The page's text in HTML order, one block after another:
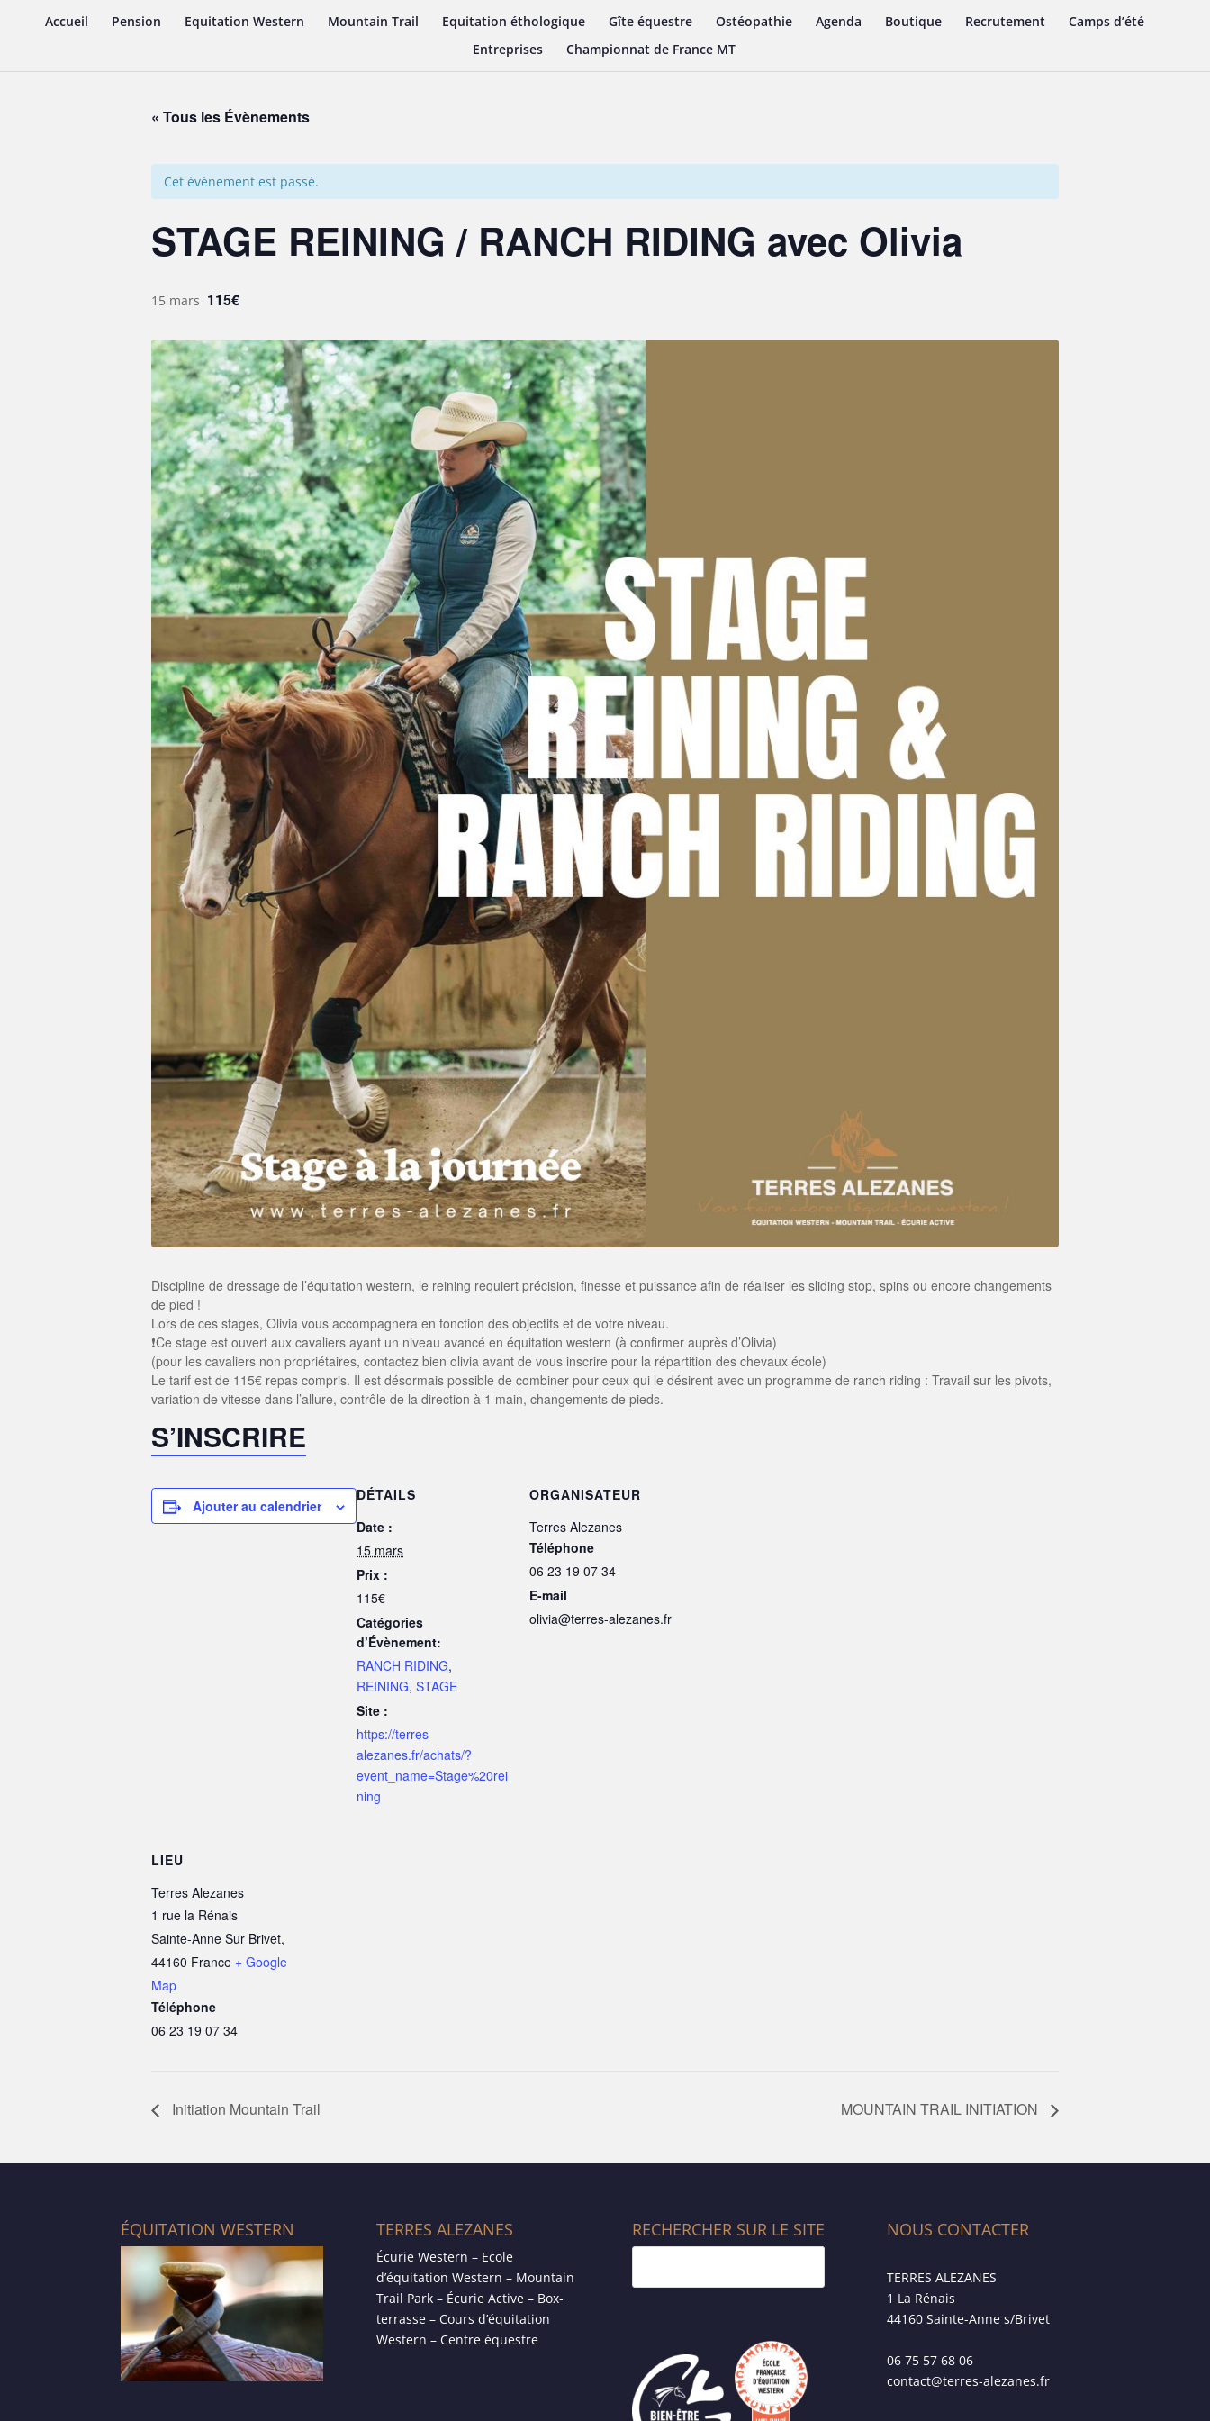
Accueil Pension Equitation Western Mountain Trail Equitation éthologique Gîte équestre Ostéopathie Agenda Boutique Recrutement
Camps d’été
Entreprises
Championnat de France MT
« Tous les Évènements
Cet évènement est passé.
STAGE REINING / RANCH RIDING avec Olivia
15 mars 115€
Discipline de dressage de l’équitation western, le reining requiert précision, finesse et puissance afin de réaliser les sliding stop, spins ou encore changements
de pied !
Lors de ces stages, Olivia vous accompagnera en fonction des objectifs et de votre niveau.
❗️Ce stage est ouvert aux cavaliers ayant un niveau avancé en équitation western (à confirmer auprès d’Olivia)
(pour les cavaliers non propriétaires, contactez bien olivia avant de vous inscrire pour la répartition des chevaux école)
Le tarif est de 115€ repas compris. Il est désormais possible de combiner pour ceux qui le désirent avec un programme de ranch riding : Travail sur les pivots,
variation de vitesse dans l’allure, contrôle de la direction à 1 main, changements de pieds.
S’INSCRIRE
Ajouter au calendrier
DÉTAILS
Date :
15 mars
Prix :
115€
Catégories
d’Évènement:
RANCH RIDING,
REINING, STAGE
Site :
https://terres-
alezanes.fr/achats/?
event_name=Stage%20rei
ning
ORGANISATEUR
Terres Alezanes
Téléphone
06 23 19 07 34
E-mail
olivia@terres-alezanes.fr
LIEU
Terres Alezanes
1 rue la Rénais
Sainte-Anne Sur Brivet,
44160 France + Google
Map
Téléphone
06 23 19 07 34
Initiation Mountain Trail MOUNTAIN TRAIL INITIATION
ÉQUITATION WESTERN TERRES ALEZANES
Écurie Western – Ecole
d’équitation Western – Mountain
Trail Park – Écurie Active – Box-
terrasse – Cours d’équitation
Western – Centre équestre
RECHERCHER SUR LE SITE NOUS CONTACTER
TERRES ALEZANES
1 La Rénais
44160 Sainte-Anne s/Brivet
06 75 57 68 06
contact@terres-alezanes.fr